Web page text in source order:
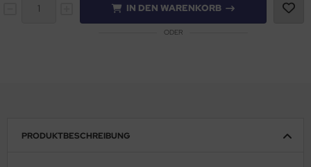
IN DEN WARENKORB
ODER
PRODUKTBESCHREIBUNG